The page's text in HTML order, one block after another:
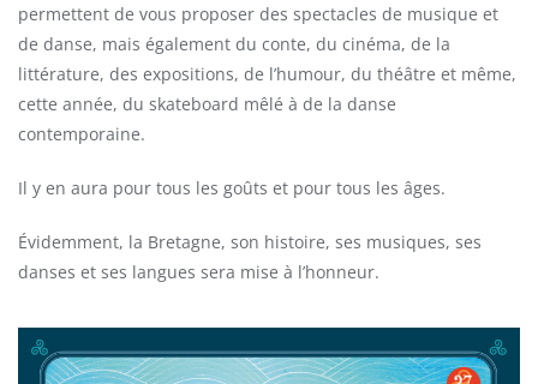
permettent de vous proposer des spectacles de musique et
de danse, mais également du conte, du cinéma, de la
littérature, des expositions, de l’humour, du théâtre et même,
cette année, du skateboard mêlé à de la danse
contemporaine.
Il y en aura pour tous les goûts et pour tous les âges.
Évidemment, la Bretagne, son histoire, ses musiques, ses
danses et ses langues sera mise à l’honneur.